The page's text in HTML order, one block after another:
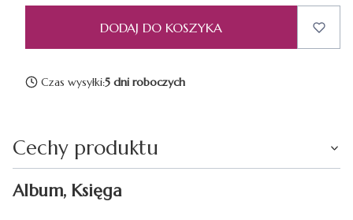
DODAJ DO KOSZYKA
Czas wysyłki:5 dni roboczych
Cechy produktu
Album, Księga